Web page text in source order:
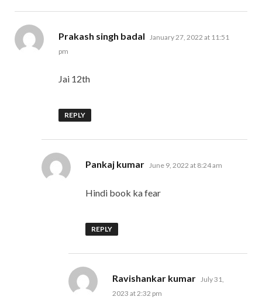
Prakash singh badal says:
January 27, 2022 at 11:51
pm
Jai 12th
REPLY
Pankaj kumar says:
June 9, 2022 at 8:24 am
Hindi book ka fear
REPLY
Ravishankar kumar says:
July 31,
2023 at 2:32 pm